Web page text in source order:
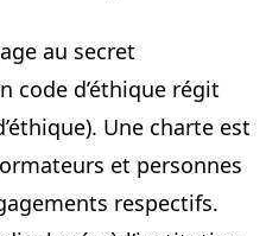
au secret
code d’éthique régit
). Une charte est
et personnes
respectifs.